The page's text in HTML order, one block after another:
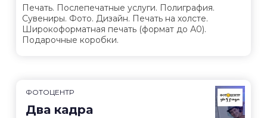
Печать. Послепечатные услуги. Полиграфия.
Сувениры. Фото. Дизайн. Печать на холсте.
Широкоформатная печать (формат до А0).
Подарочные коробки.
ФОТОЦЕНТР
Два кадра